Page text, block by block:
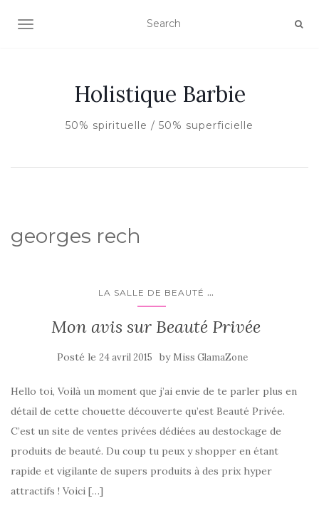
AFFICHER/MASQUER LA NAVIGATION
Holistique Barbie
50% spirituelle / 50% superficielle
georges rech
LA SALLE DE BEAUTÉ ...
Mon avis sur Beauté Privée
Posté le 24 avril 2015 by Miss GlamaZone
Hello toi, Voilà un moment que j’ai envie de te parler plus en
détail de cette chouette découverte qu’est Beauté Privée.
C’est un site de ventes privées dédiées au destockage de
produits de beauté. Du coup tu peux y shopper en étant
rapide et vigilante de supers produits à des prix hyper
attractifs ! Voici […]